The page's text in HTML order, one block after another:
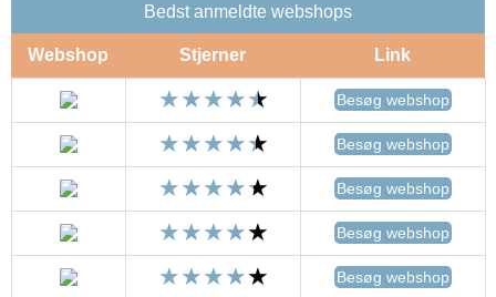
Bedst anmeldte webshops
Webshop Stjerner Link
Besøg webshop
Besøg webshop
Besøg webshop
Besøg webshop
Besøg webshop